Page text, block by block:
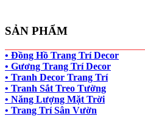
SẢN PHẨM
• Đồng Hồ Trang Trí Decor
• Gương Trang Trí Decor
• Tranh Decor Trang Trí
• Tranh Sắt Treo Tường
• Năng Lượng Mặt Trời
• Trang Trí Sân Vườn